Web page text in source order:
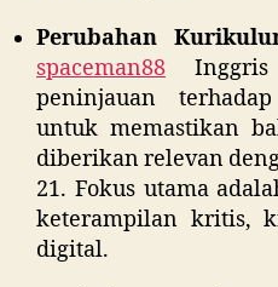
Perubahan
spaceman88 Inggris
peninjauan
untuk memastikan
diberikan relevan
21. Fokus utama
keterampilan kritis,
digital.